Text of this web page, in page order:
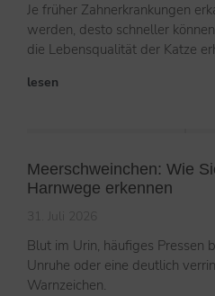
Je früher Zahnerkrankungen
werden, desto schneller
die Lebensqualität der Katze
lesen
Meerschweinchen: Wie
Harnwege erkennen
31. Juli 2026
Blut im Urin, häufiges Pressen
Unruhe oder eine deutlich
Warnzeichen.